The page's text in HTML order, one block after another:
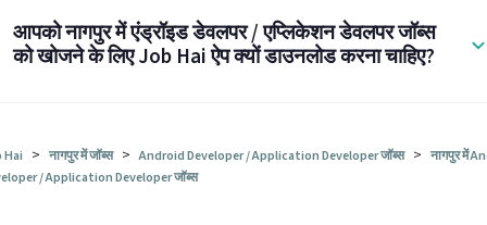
आपको नागपुर में एंड्रॉइड डेवलपर / एप्लिकेशन डेवलपर जॉब्स
को खोजने के लिए Job Hai ऐप क्यों डाउनलोड करना चाहिए?
Hai > नागपुर में जॉब्स > Android Developer / Application Developer जॉब्स > नागपुर में
/ Application Developer जॉब्स